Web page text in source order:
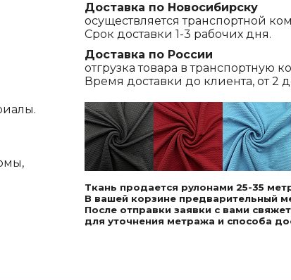
Доставка по Новосибирску
осуществляется транспортной
Срок доставки 1-3 рабочих дня.
Доставка по России
отгрузка товара в транспортную
Время доставки до клиента, от 2
Ткань продается рулонами 25-35
В вашей корзине предварительный
После отправки заявки с вами
для уточнения метража и способа